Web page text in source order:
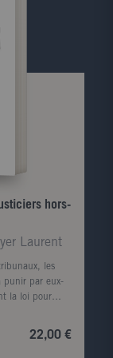
divisions :
seulement
confusion des
ce qui
siècles
fracture
le partage du
puisque
hors-
Laurent
les
punir par eux-
la loi pour
châtiments
public sur les
22,00 €